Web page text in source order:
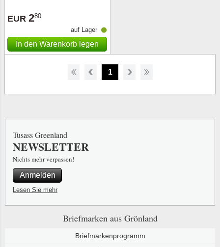
EUR 280
auf Lager
In den Warenkorb legen
1
Briefmarken aus Grönland
Briefmarkenprogramm
Tusass Greenland
NEWSLETTER
Nichts mehr verpassen!
Anmelden
Lesen Sie mehr